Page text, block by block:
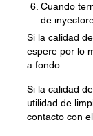
Cuando
de
Si la calidad
espere por lo
a fondo.
Si la calidad
utilidad de
contacto con